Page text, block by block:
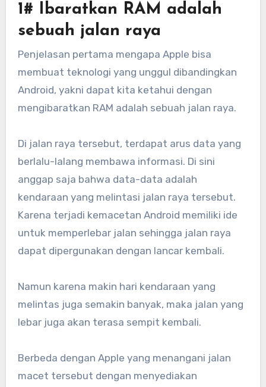
1# Ibaratkan RAM adalah
sebuah jalan raya
Penjelasan pertama mengapa Apple bisa
membuat teknologi yang unggul dibandingkan
Android, yakni dapat kita ketahui dengan
mengibaratkan RAM adalah sebuah jalan raya.
Di jalan raya tersebut, terdapat arus data yang
berlalu-lalang membawa informasi. Di sini
anggap saja bahwa data-data adalah
kendaraan yang melintasi jalan raya tersebut.
Karena terjadi kemacetan Android memiliki ide
untuk memperlebar jalan sehingga jalan raya
dapat dipergunakan dengan lancar kembali.
Namun karena makin hari kendaraan yang
melintas juga semakin banyak, maka jalan yang
lebar juga akan terasa sempit kembali.
Berbeda dengan Apple yang menangani jalan
macet tersebut dengan menyediakan